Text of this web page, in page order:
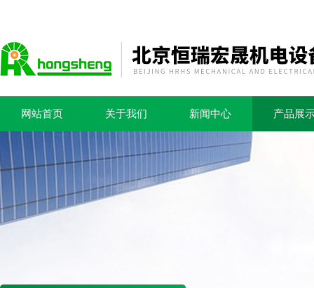
网站首页 关于我们 新闻中心 产品展